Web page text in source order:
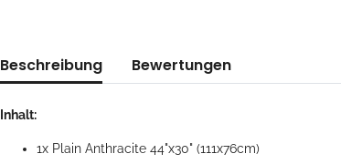
Beschreibung Bewertungen
Inhalt:
1x Plain Anthracite 44"x30" (111x76cm)